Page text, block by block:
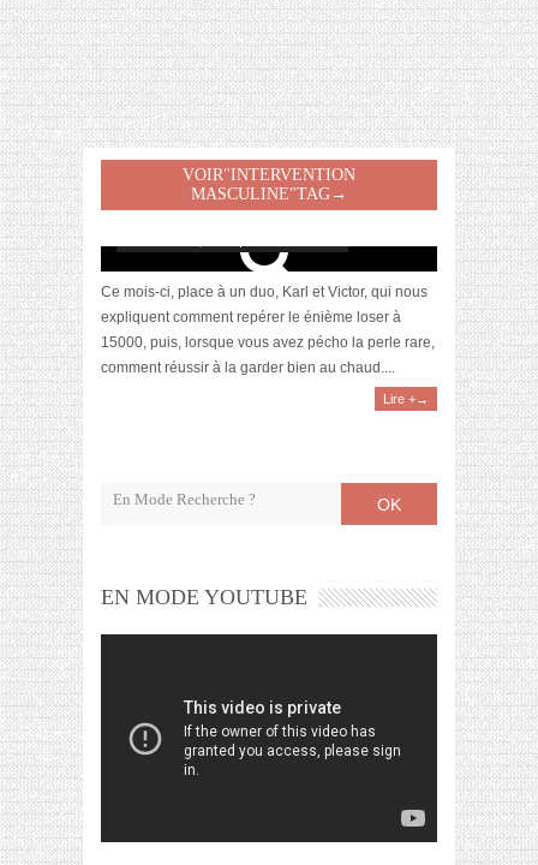
VOIR"INTERVENTION
MASCULINE"TAG→
Comment le choper (et accessoirement, le
garder) ?
Ce mois-ci, place à un duo, Karl et Victor, qui nous
expliquent comment repérer le énième loser à
15000, puis, lorsque vous avez pécho la perle rare,
comment réussir à la garder bien au chaud....
Lire +→
OK
EN MODE YOUTUBE